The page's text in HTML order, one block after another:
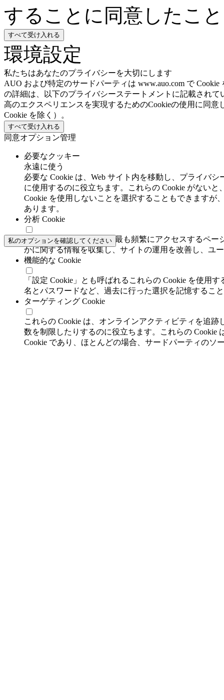
することに同意したこ
すべて受け入れる
環境設定
私たちはあなたのプライバシーを大切にします
AUO および特定のサードパーティは www.auo.com で
の詳細は、以下のプライバシーステートメントに記載され
高のエクスペリエンスを実現するためのCookieの使用に同
Cookie を除く）。
すべて受け入れる
同意オプション管理
必要なクッキー
永遠に使う
必要な Cookie は、Web サイト内を移動し、プライバ
に使用するのに役立ちます。これらの Cookie がない
Cookie を使用しないことを選択することもできますが
あります。
分析 Cookie
分析 Cookie は、訪問者が最も頻繁にアクセスするペ
かに関する情報を収集し、サイトの運用を改善し、ユ
機能的な Cookie
「設定 Cookie」とも呼ばれるこれらの Cookie を使用
名とパスワードなど、過去に行った選択を記憶するこ
ターゲティング Cookie
これらの Cookie は、オンラインアクティビティを追
数を制限したりするのに役立ちます。これらの
Cookie であり、ほとんどの場合、サードパーティのソ
私のオプションを確認してください